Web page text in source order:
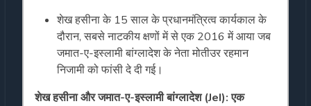
शेख हसीना के 15 साल के प्रधानमंत्रित्व कार्यकाल के
दौरान, सबसे नाटकीय क्षणों में से एक 2016 में आया जब
जमात-ए-इस्लामी बांग्लादेश के नेता मोतीउर रहमान
निजामी को फांसी दे दी गई।
शेख हसीना और जमात-ए-इस्लामी बांग्लादेश (JeI): एक